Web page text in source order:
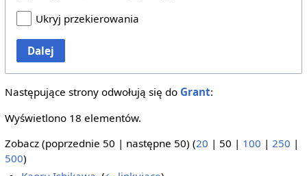
Ukryj przekierowania
Dalej
Następujące strony odwołują się do Grant:
Wyświetlono 18 elementów.
Zobacz (poprzednie 50 | następne 50) (20 | 50 | 100 | 250 |
500)